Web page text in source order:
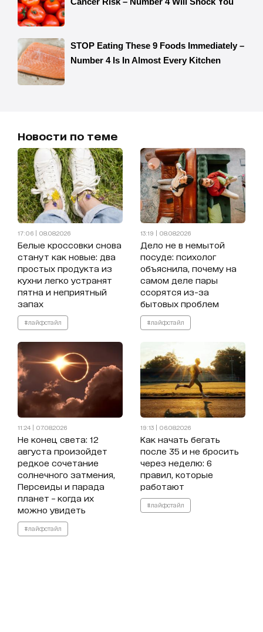
Новости по теме
17:06 | 08.08.2026
Белые кроссовки снова
станут как новые: два
простых продукта из
кухни легко устранят
пятна и неприятный
запах
#лайфстайл
13:19 | 08.08.2026
Дело не в немытой
посуде: психолог
объяснила, почему на
самом деле пары
ссорятся из-за
бытовых проблем
#лайфстайл
11:24 | 07.08.2026
Не конец света: 12
августа произойдет
редкое сочетание
солнечного затмения,
Персеиды и парада
планет – когда их
можно увидеть
#лайфстайл
19:13 | 06.08.2026
Как начать бегать
после 35 и не бросить
через неделю: 6
правил, которые
работают
#лайфстайл